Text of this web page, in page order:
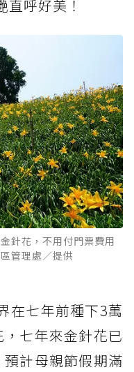
呼好美！
針花，不用付門票費用
管理處／提供
在七年前種下3萬
七年來金針花已
計母親節假期滿